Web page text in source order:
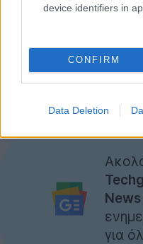
device identifiers in
CONFIRM
Data Deletion
και Nightowl), ενώ το
αναγνώστη. Προς το
Chrome, όμως όπως
θα κυκλοφορήσει και
News
για